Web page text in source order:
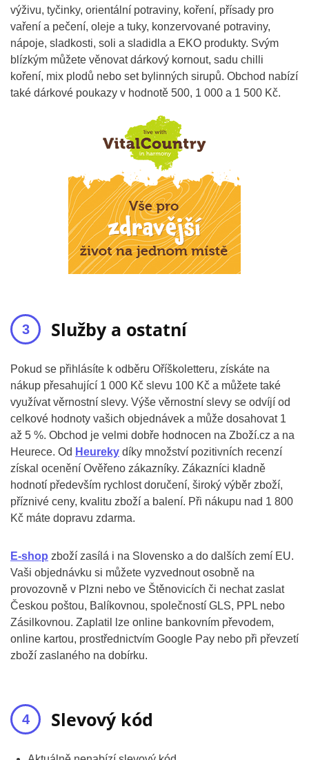
výživu, tyčinky, orientální potraviny, koření, přísady pro
vaření a pečení, oleje a tuky, konzervované potraviny,
nápoje, sladkosti, soli a sladidla a EKO produkty. Svým
blízkým můžete věnovat dárkový kornout, sadu chilli
koření, mix plodů nebo set bylinných sirupů. Obchod nabízí
také dárkové poukazy v hodnotě 500, 1 000 a 1 500 Kč.
Služby a ostatní
Pokud se přihlásíte k odběru Oříškoletteru, získáte na
nákup přesahující 1 000 Kč slevu 100 Kč a můžete také
využívat věrnostní slevy. Výše věrnostní slevy se odvíjí od
celkové hodnoty vašich objednávek a může dosahovat 1
až 5 %. Obchod je velmi dobře hodnocen na Zboží.cz a na
Heurece. Od Heureky díky množství pozitivních recenzí
získal ocenění Ověřeno zákazníky. Zákazníci kladně
hodnotí především rychlost doručení, široký výběr zboží,
příznivé ceny, kvalitu zboží a balení. Při nákupu nad 1 800
Kč máte dopravu zdarma.
E-shop zboží zasílá i na Slovensko a do dalších zemí EU.
Vaši objednávku si můžete vyzvednout osobně na
provozovně v Plzni nebo ve Štěnovicích či nechat zaslat
Českou poštou, Balíkovnou, společností GLS, PPL nebo
Zásilkovnou. Zaplatil lze online bankovním převodem,
online kartou, prostřednictvím Google Pay nebo při převzetí
zboží zaslaného na dobírku.
Slevový kód